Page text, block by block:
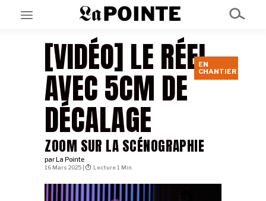
EN CE MOMENT
GRAND ANGLE
AU LARGE
ÉMOIS
EN CHANTIER
SÉRIES
À PROPOS
NOS PARTENAIRES
SOUTENEZ NOUS
[VIDÉO] LE RÉEL
AVEC 5CM DE
DÉCALAGE
ZOOM SUR LA SCÉNOGRAPHIE
EN
CHANTIER
par La Pointe
16 Mars 2025 | Lecture 1 Min.